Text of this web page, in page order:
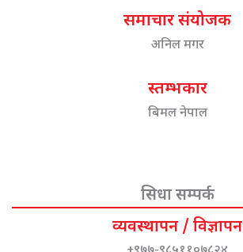
समाचार संयोजक
अनिल मगर
स्तम्भकार
बिमल नेपाल
सिधा सम्पर्क
व्यवस्थापन / विज्ञापन